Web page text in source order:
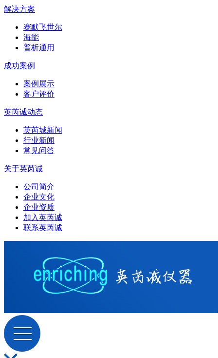
解决方案
赛默飞世尔
海能
普析通用
成功案例
案例展示
客户评价
英芮诚动态
英芮城新闻
行业新闻
常见问答
关于英芮诚
公司简介
企业文化
企业资质
加入英芮诚
联系英芮诚